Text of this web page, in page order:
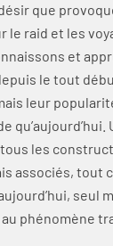
que
le raid et les
et
le tout
leur
qu’aujourd’hui.
les
associés, tout
seul
au phénomène